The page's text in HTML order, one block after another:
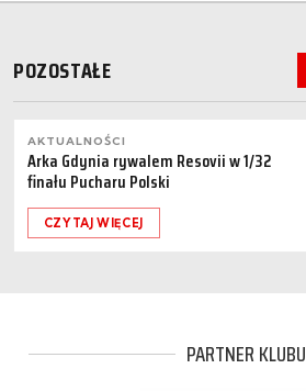
POZOSTAŁE
AKTUALNOŚCI
Arka Gdynia rywalem Resovii w 1/32
finału Pucharu Polski
CZYTAJ WIĘCEJ
PARTNER KLUBU